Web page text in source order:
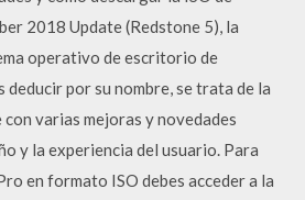
2018 Update (Redstone 5), la
operativo de escritorio de
por su nombre, se trata de la
varias mejoras y novedades
y la experiencia del usuario. Para
en formato ISO debes acceder a la